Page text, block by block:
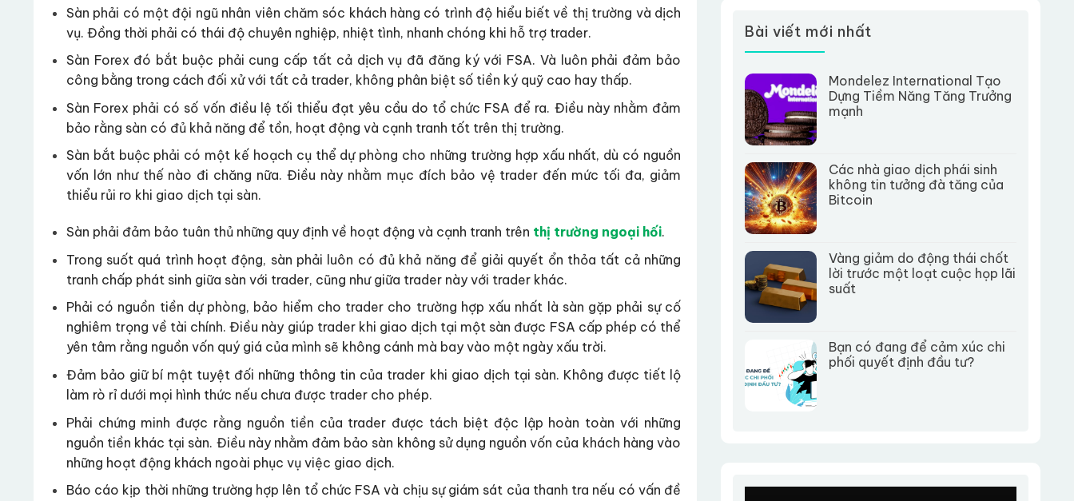
Sàn phải có một đội ngũ nhân viên chăm sóc khách hàng có trình độ hiểu biết về thị trường và dịch
vụ. Đồng thời phải có thái độ chuyên nghiệp, nhiệt tình, nhanh chóng khi hỗ trợ trader.
Sàn Forex đó bắt buộc phải cung cấp tất cả dịch vụ đã đăng ký với FSA. Và luôn phải đảm bảo
công bằng trong cách đối xử với tất cả trader, không phân biệt số tiền ký quỹ cao hay thấp.
Sàn Forex phải có số vốn điều lệ tối thiểu đạt yêu cầu do tổ chức FSA để ra. Điều này nhằm đảm
bảo rằng sàn có đủ khả năng để tồn, hoạt động và cạnh tranh tốt trên thị trường.
Sàn bắt buộc phải có một kế hoạch cụ thể dự phòng cho những trường hợp xấu nhất, dù có nguồn
vốn lớn như thế nào đi chăng nữa. Điều này nhằm mục đích bảo vệ trader đến mức tối đa, giảm
thiểu rủi ro khi giao dịch tại sàn.
Sàn phải đảm bảo tuân thủ những quy định về hoạt động và cạnh tranh trên thị trường ngoại hối.
Trong suốt quá trình hoạt động, sàn phải luôn có đủ khả năng để giải quyết ổn thỏa tất cả những
tranh chấp phát sinh giữa sàn với trader, cũng như giữa trader này với trader khác.
Phải có nguồn tiền dự phòng, bảo hiểm cho trader cho trường hợp xấu nhất là sàn gặp phải sự cố
nghiêm trọng về tài chính. Điều này giúp trader khi giao dịch tại một sàn được FSA cấp phép có thể
yên tâm rằng nguồn vốn quý giá của mình sẽ không cánh mà bay vào một ngày xấu trời.
Đảm bảo giữ bí mật tuyệt đối những thông tin của trader khi giao dịch tại sàn. Không được tiết lộ
làm rò rỉ dưới mọi hình thức nếu chưa được trader cho phép.
Phải chứng minh được rằng nguồn tiền của trader được tách biệt độc lập hoàn toàn với những
nguồn tiền khác tại sàn. Điều này nhằm đảm bảo sàn không sử dụng nguồn vốn của khách hàng vào
những hoạt động khách ngoài phục vụ việc giao dịch.
Báo cáo kịp thời những trường hợp lên tổ chức FSA và chịu sự giám sát của thanh tra nếu có vấn đề
Bài viết mới nhất
Mondelez International Tạo
Dựng Tiềm Năng Tăng Trưởng
mạnh
Các nhà giao dịch phái sinh
không tin tưởng đà tăng của
Bitcoin
Vàng giảm do động thái chốt
lời trước một loạt cuộc họp lãi
suất
Bạn có đang để cảm xúc chi
phối quyết định đầu tư?